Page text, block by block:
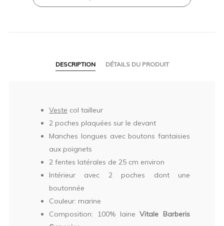
DESCRIPTION DÉTAILS DU PRODUIT
Veste col tailleur
2 poches plaquées sur le devant
Manches longues avec boutons fantaisies
aux poignets
2 fentes latérales de 25 cm environ
Intérieur avec 2 poches dont une
boutonnée
Couleur: marine
Composition: 100% laineVitale Barberis